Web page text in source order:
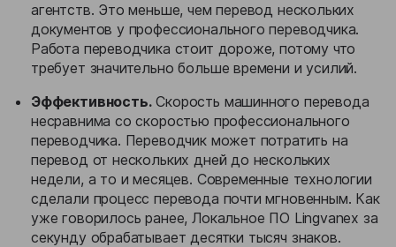
агентств. Это меньше, чем перевод нескольких
документов у профессионального переводчика.
Работа переводчика стоит дороже, потому что
требует значительно больше времени и усилий.
Эффективность.Скорость машинного перевода
несравнима со скоростью профессионального
переводчика. Переводчик может потратить на
перевод от нескольких дней до нескольких
недели, а то и месяцев. Современные технологии
сделали процесс перевода почти мгновенным. Как
уже говорилось ранее, Локальное ПО Lingvanex за
секунду обрабатывает десятки тысяч знаков.